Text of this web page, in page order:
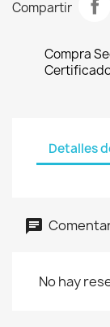
Compartir
Compra
Detalles
No hay